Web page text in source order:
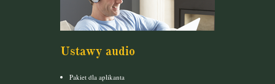
Ustawy audio
Pakiet dla aplikanta